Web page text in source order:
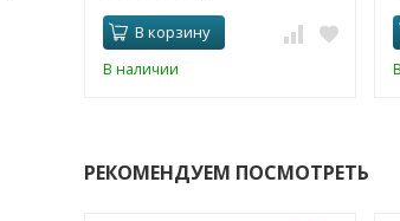
В корзину
В наличии
РЕКОМЕНДУЕМ ПОСМОТРЕТЬ